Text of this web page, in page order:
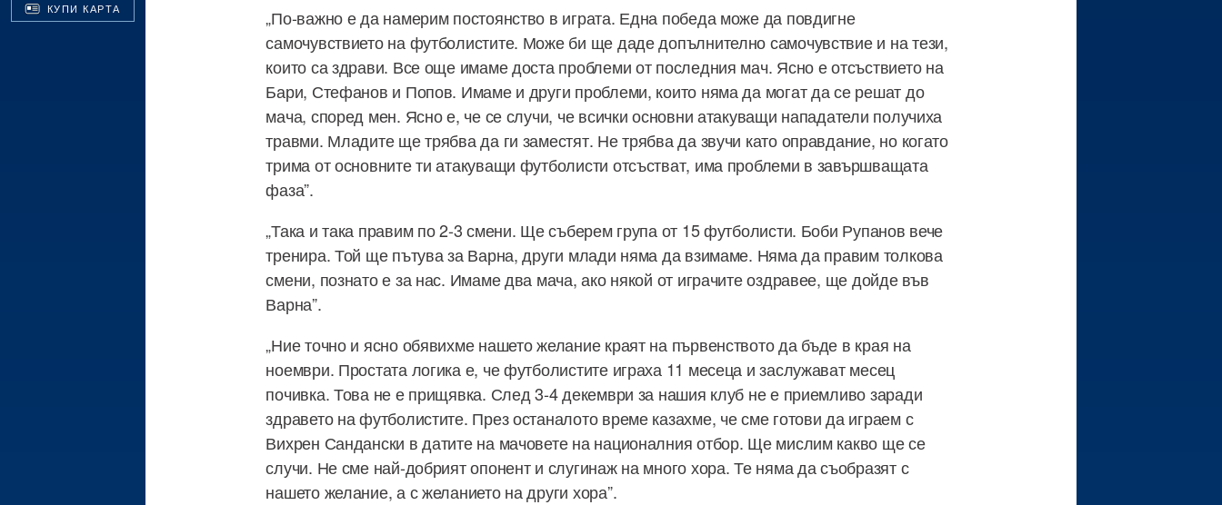
КУПИ КАРТА
„По-важно е да намерим постоянство в играта. Една победа може да повдигне
самочувствието на футболистите. Може би ще даде допълнително самочувствие и на тези,
които са здрави. Все още имаме доста проблеми от последния мач. Ясно е отсъствието на
Бари, Стефанов и Попов. Имаме и други проблеми, които няма да могат да се решат до
мача, според мен. Ясно е, че се случи, че всички основни атакуващи нападатели получиха
травми. Младите ще трябва да ги заместят. Не трябва да звучи като оправдание, но когато
трима от основните ти атакуващи футболисти отсъстват, има проблеми в завършващата
фаза”.
„Така и така правим по 2-3 смени. Ще съберем група от 15 футболисти. Боби Рупанов вече
тренира. Той ще пътува за Варна, други млади няма да взимаме. Няма да правим толкова
смени, познато е за нас. Имаме два мача, ако някой от играчите оздравее, ще дойде във
Варна”.
„Ние точно и ясно обявихме нашето желание краят на първенството да бъде в края на
ноември. Простата логика е, че футболистите играха 11 месеца и заслужават месец
почивка. Това не е прищявка. След 3-4 декември за нашия клуб не е приемливо заради
здравето на футболистите. През останалото време казахме, че сме готови да играем с
Вихрен Сандански в датите на мачовете на националния отбор. Ще мислим какво ще се
случи. Не сме най-добрият опонент и слугинаж на много хора. Те няма да съобразят с
нашето желание, а с желанието на други хора”.